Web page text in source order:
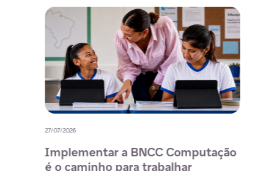
27/07/2026
Implementar a BNCC Computação
é o caminho para trabalhar